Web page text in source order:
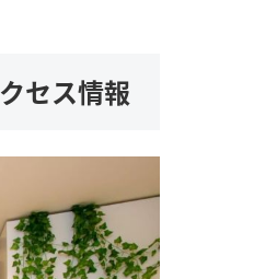
セス情報